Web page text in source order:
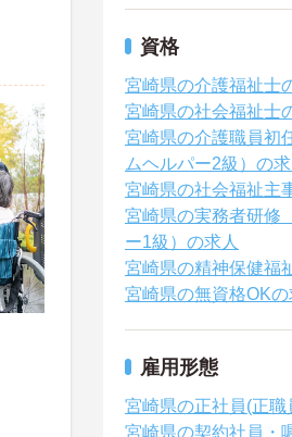
資格
宮崎県の介護福祉士
宮崎県の社会福祉士
宮崎県の介護職員初
ムヘルパー2級）の求
宮崎県の社会福祉主
宮崎県の実務者研修
ー1級）の求人
宮崎県の精神保健福
宮崎県の無資格OKの
雇用形態
宮崎県の正社員(正職
宮崎県の契約社員・